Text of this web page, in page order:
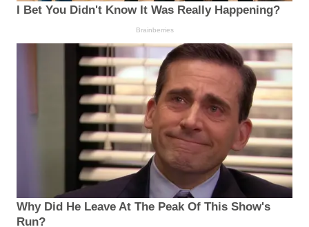
I Bet You Didn't Know It Was Really Happening?
Brainberries
Why Did He Leave At The Peak Of This Show's
Run?